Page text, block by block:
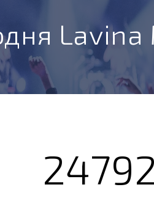
Lavina